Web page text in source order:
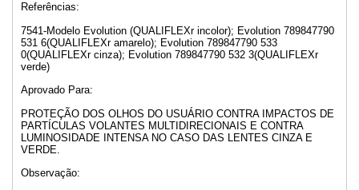
Referências:
7541-Modelo Evolution (QUALIFLEXr incolor); Evolution 789847790
531 6(QUALIFLEXr amarelo); Evolution 789847790 533
0(QUALIFLEXr cinza); Evolution 789847790 532 3(QUALIFLEXr
verde)
Aprovado Para:
PROTEÇÃO DOS OLHOS DO USUÁRIO CONTRA IMPACTOS DE
PARTÍCULAS VOLANTES MULTIDIRECIONAIS E CONTRA
LUMINOSIDADE INTENSA NO CASO DAS LENTES CINZA E
VERDE.
Observação: